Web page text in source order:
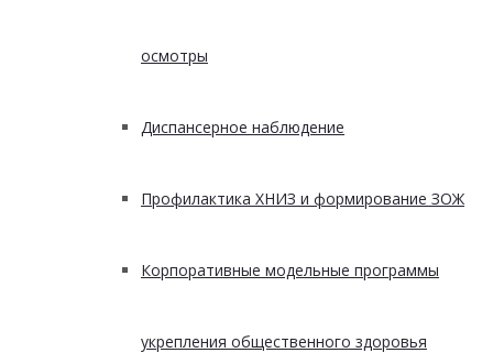
осмотры
Диспансерное наблюдение
Профилактика ХНИЗ и формирование ЗОЖ
Корпоративные модельные программы
укрепления общественного здоровья